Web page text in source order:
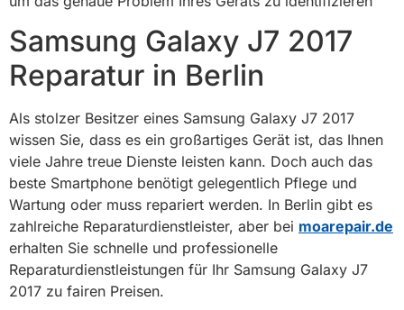
Samsung Galaxy J7 2017
Reparatur in Berlin
Als stolzer Besitzer eines Samsung Galaxy J7 2017
wissen Sie, dass es ein großartiges Gerät ist, das Ihnen
viele Jahre treue Dienste leisten kann. Doch auch das
beste Smartphone benötigt gelegentlich Pflege und
Wartung oder muss repariert werden. In Berlin gibt es
zahlreiche Reparaturdienstleister, aber bei moarepair.de
erhalten Sie schnelle und professionelle
Reparaturdienstleistungen für Ihr Samsung Galaxy J7
2017 zu fairen Preisen.